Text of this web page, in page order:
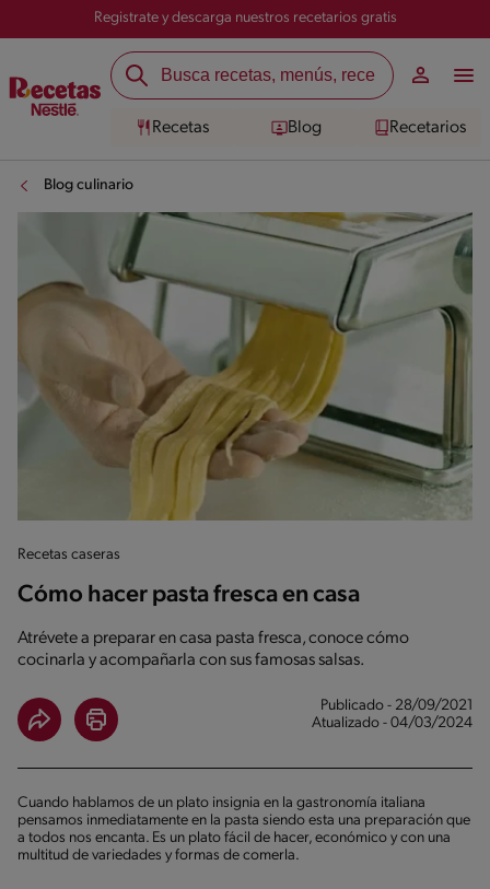
Registrate y descarga nuestros recetarios gratis
Recetas Blog Recetarios
Blog culinario
Recetas caseras
Cómo hacer pasta fresca en casa
Atrévete a preparar en casa pasta fresca, conoce cómo
cocinarla y acompañarla con sus famosas salsas.
Publicado - 28/09/2021
Atualizado - 04/03/2024
Cuando hablamos de un plato insignia en la gastronomía italiana
pensamos inmediatamente en la pasta siendo esta una preparación que
a todos nos encanta. Es un plato fácil de hacer, económico y con una
multitud de variedades y formas de comerla.